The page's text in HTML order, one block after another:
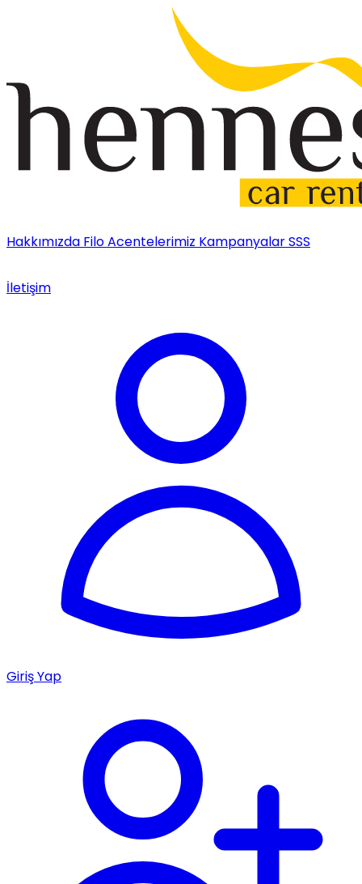
Hakkımızda FiloAcentelerimiz KampanyalarSSS
İletişim
Giriş Yap